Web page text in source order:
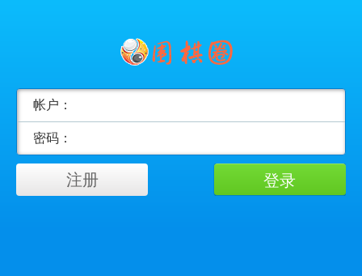
帐户：
密码：